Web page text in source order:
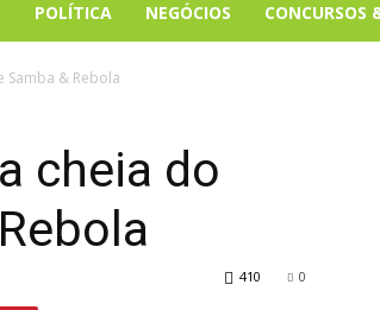
POLÍTICA NEGÓCIOS CONCURSOS
Samba & Rebola
cheia do
0
410